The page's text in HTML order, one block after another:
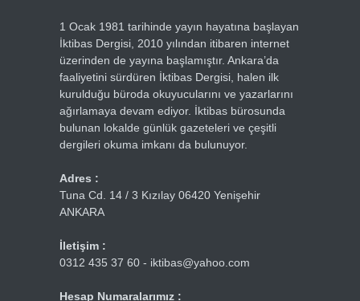
1 Ocak 1981 tarihinde yayın hayatına başlayan
İktibas Dergisi, 2010 yılından itibaren internet
üzerinden de yayına başlamıştır. Ankara’da
faaliyetini sürdüren İktibas Dergisi, halen ilk
kurulduğu büroda okuyucularını ve yazarlarını
ağırlamaya devam ediyor. İktibas bürosunda
bulunan lokalde günlük gazeteleri ve çeşitli
dergileri okuma imkanı da bulunuyor.
Adres :
Tuna Cd. 14 / 3 Kızılay 06420 Yenişehir
ANKARA
İletişim :
0312 435 37 60 - iktibas@yahoo.com
Hesap Numaralarımız :